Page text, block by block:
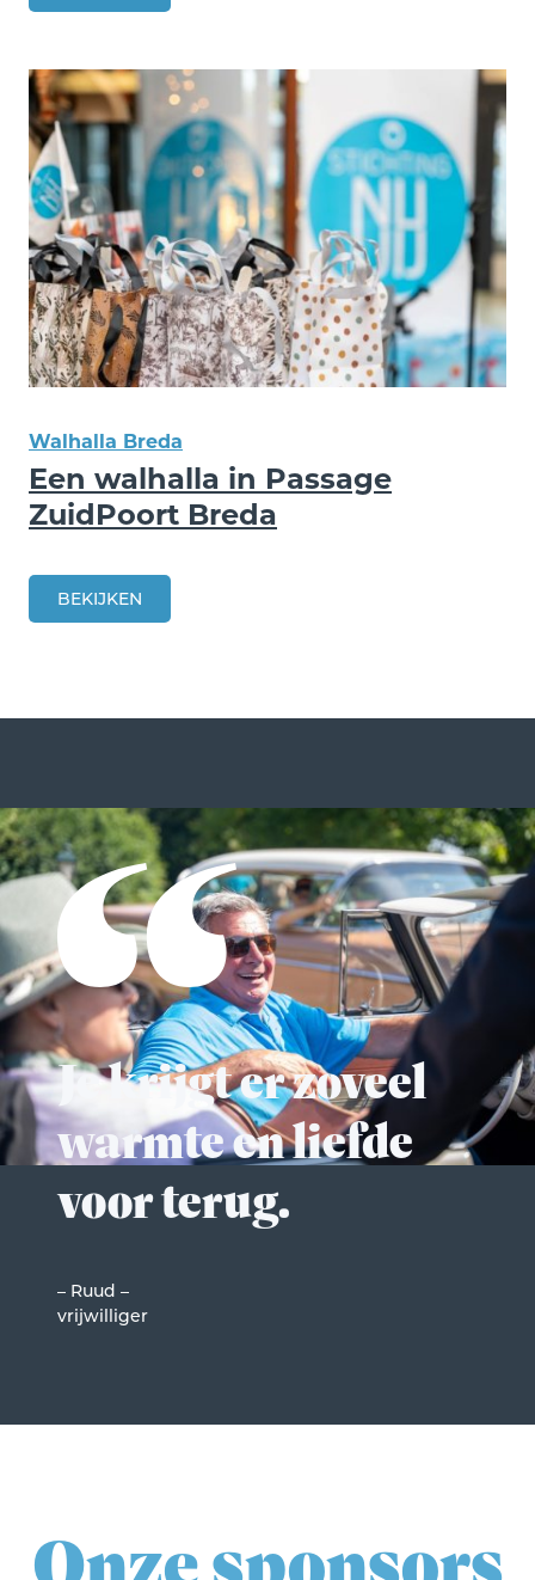
Walhalla Breda
Een walhalla in Passage
ZuidPoort Breda
BEKIJKEN
Je krijgt er zoveel
warmte en liefde
voor terug.
– Ruud –
vrijwilliger